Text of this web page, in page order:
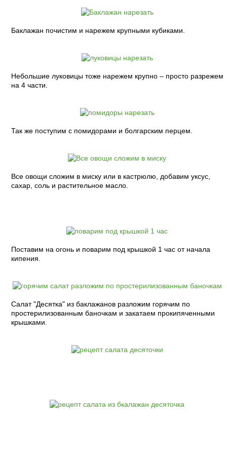
Баклажан почистим и нарежем крупными кубиками.
Небольшие луковицы тоже нарежем крупно – просто разрежем
на 4 части.
Так же поступим с помидорами и болгарским перцем.
Все овощи сложим в миску или в кастрюлю, добавим уксус,
сахар, соль и растительное масло.
Поставим на огонь и поварим под крышкой 1 час от начала
кипения.
Салат "Десятка" из баклажанов разложим горячим по
простерилизованным баночкам и закатаем прокипяченными
крышками.